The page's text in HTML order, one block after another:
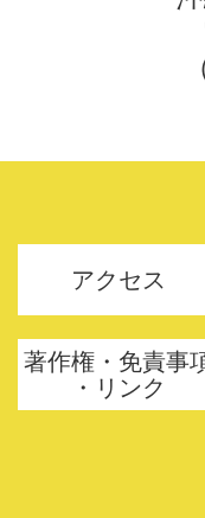
アクセス
著作権・免責事
・リンク